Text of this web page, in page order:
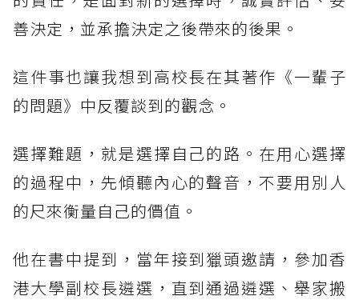
善決定，並承擔決定之後帶來的後果。
這件事也讓我想到高校長在其著作《一輩子
的問題》中反覆談到的觀念。
選擇難題，就是選擇自己的路。在用心選擇
的過程中，先傾聽內心的聲音，不要用別人
的尺來衡量自己的價值。
他在書中提到，當年接到獵頭邀請，參加香
港大學副校長遴選，直到通過遴選、舉家搬